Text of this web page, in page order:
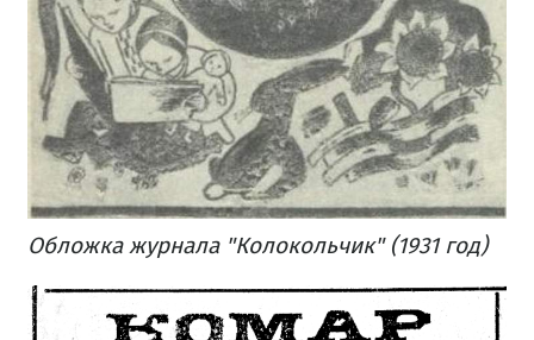
Обложка журнала "Колокольчик" (1931 год)